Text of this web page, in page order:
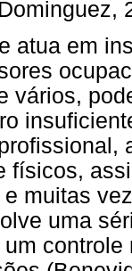
atua em
vários,
físicos,
muitas
uma